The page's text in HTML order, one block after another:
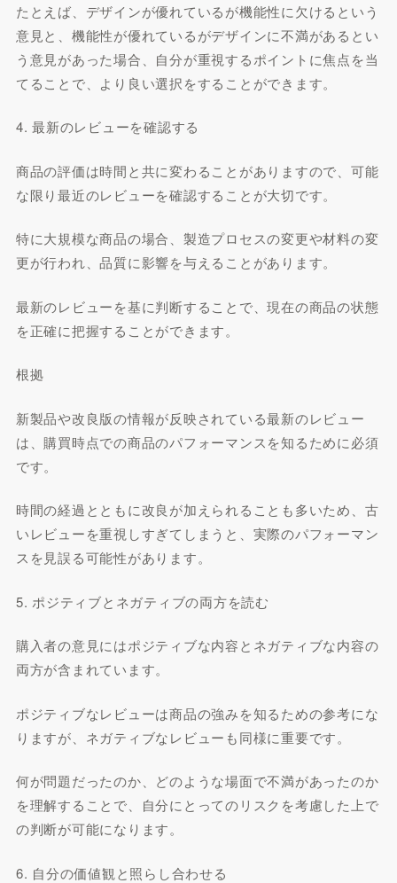
たとえば、デザインが優れているが機能性に欠けるという
意見と、機能性が優れているがデザインに不満があるとい
う意見があった場合、自分が重視するポイントに焦点を当
てることで、より良い選択をすることができます。
4. 最新のレビューを確認する
商品の評価は時間と共に変わることがありますので、可能
な限り最近のレビューを確認することが大切です。
特に大規模な商品の場合、製造プロセスの変更や材料の変
更が行われ、品質に影響を与えることがあります。
最新のレビューを基に判断することで、現在の商品の状態
を正確に把握することができます。
根拠
新製品や改良版の情報が反映されている最新のレビュー
は、購買時点での商品のパフォーマンスを知るために必須
です。
時間の経過とともに改良が加えられることも多いため、古
いレビューを重視しすぎてしまうと、実際のパフォーマン
スを見誤る可能性があります。
5. ポジティブとネガティブの両方を読む
購入者の意見にはポジティブな内容とネガティブな内容の
両方が含まれています。
ポジティブなレビューは商品の強みを知るための参考にな
りますが、ネガティブなレビューも同様に重要です。
何が問題だったのか、どのような場面で不満があったのか
を理解することで、自分にとってのリスクを考慮した上で
の判断が可能になります。
6. 自分の価値観と照らし合わせる